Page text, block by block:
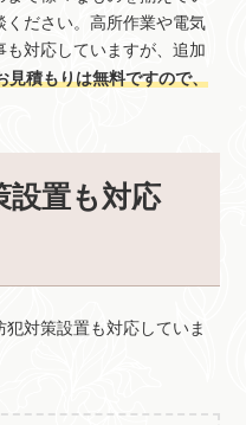
ください。高所作業や電気
対応していますが、追加
見積もりは無料ですので、
設置も対応
対策設置も対応していま